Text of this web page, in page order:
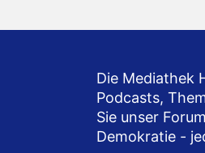
Die Mediathek
Podcasts,
Sie unser
Demokratie -